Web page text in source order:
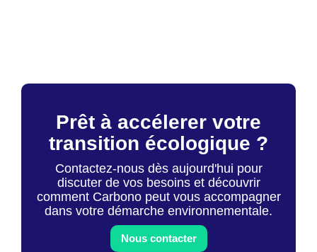
Prêt à accélerer votre
transition écologique ?
Contactez-nous dès aujourd'hui pour
discuter de vos besoins et découvrir
comment Carbono peut vous accompagner
dans votre démarche environnementale.
Nous contacter